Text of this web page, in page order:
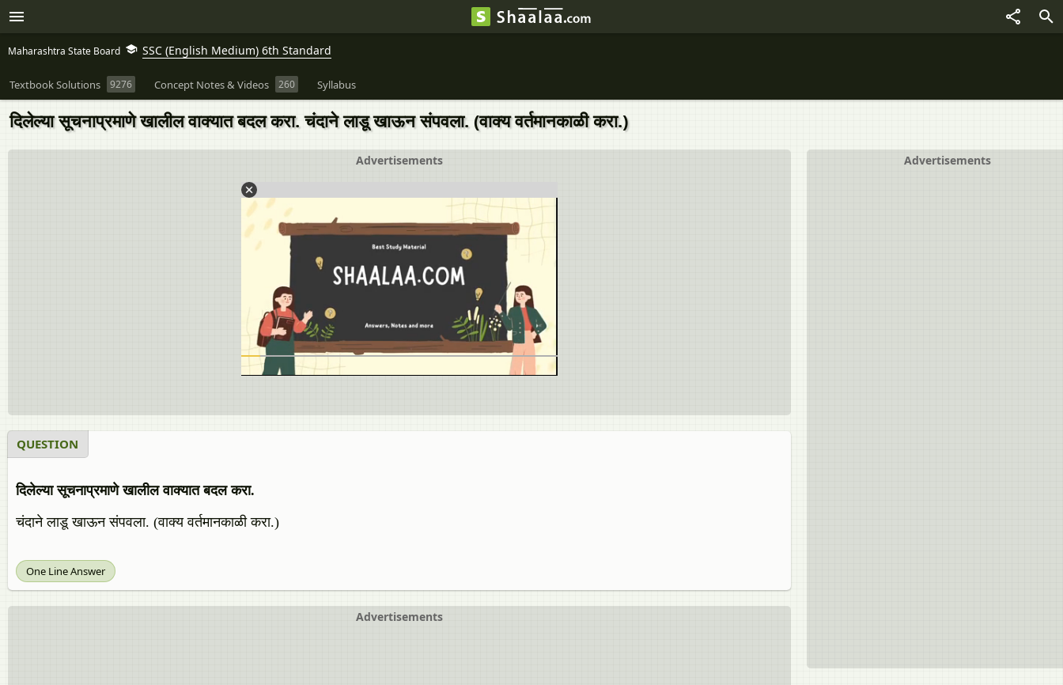
Maharashtra State Board SSC (English Medium) 6th Standard
Textbook Solutions 9276 Concept Notes & Videos 260 Syllabus
दिलेल्या सूचनाप्रमाणे खालील वाक्यात बदल करा. चंदाने लाडू खाऊन संपवला. (वाक्य वर्तमानकाळी करा.)
Advertisements
Advertisements
QUESTION
दिलेल्या सूचनाप्रमाणे खालील वाक्यात बदल करा.
चंदाने लाडू खाऊन संपवला. (वाक्य वर्तमानकाळी करा.)
One Line Answer
Advertisements